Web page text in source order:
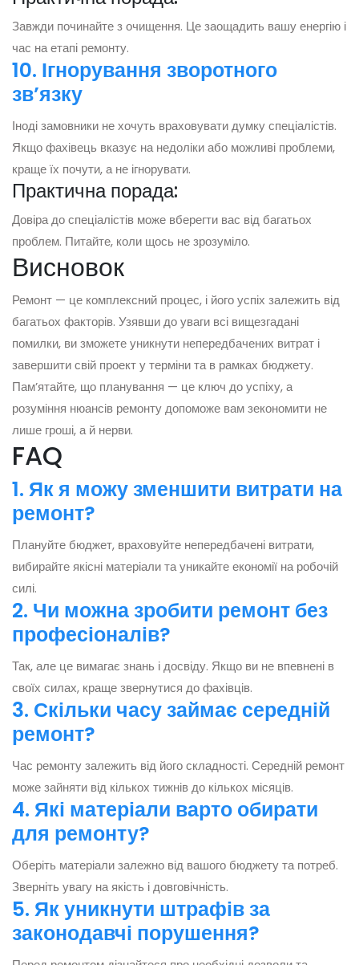
Завжди починайте з очищення. Це заощадить вашу енергію і
час на етапі ремонту.
10. Ігнорування зворотного
зв’язку
Іноді замовники не хочуть враховувати думку спеціалістів.
Якщо фахівець вказує на недоліки або можливі проблеми,
краще їх почути, а не ігнорувати.
Практична порада:
Довіра до спеціалістів може вберегти вас від багатьох
проблем. Питайте, коли щось не зрозуміло.
Висновок
Ремонт — це комплексний процес, і його успіх залежить від
багатьох факторів. Узявши до уваги всі вищезгадані
помилки, ви зможете уникнути непередбачених витрат і
завершити свій проект у терміни та в рамках бюджету.
Пам’ятайте, що планування — це ключ до успіху, а
розуміння нюансів ремонту допоможе вам зекономити не
лише гроші, а й нерви.
FAQ
1. Як я можу зменшити витрати на
ремонт?
Плануйте бюджет, враховуйте непередбачені витрати,
вибирайте якісні матеріали та уникайте економії на робочій
силі.
2. Чи можна зробити ремонт без
професіоналів?
Так, але це вимагає знань і досвіду. Якщо ви не впевнені в
своїх силах, краще звернутися до фахівців.
3. Скільки часу займає середній
ремонт?
Час ремонту залежить від його складності. Середній ремонт
може зайняти від кількох тижнів до кількох місяців.
4. Які матеріали варто обирати
для ремонту?
Оберіть матеріали залежно від вашого бюджету та потреб.
Зверніть увагу на якість і довговічність.
5. Як уникнути штрафів за
законодавчі порушення?